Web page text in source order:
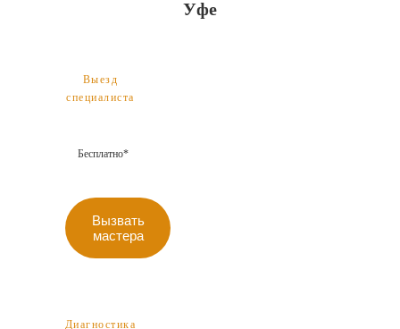
Уфе
Выезд
специалиста
Бесплатно*
Вызвать
мастера
Диагностика